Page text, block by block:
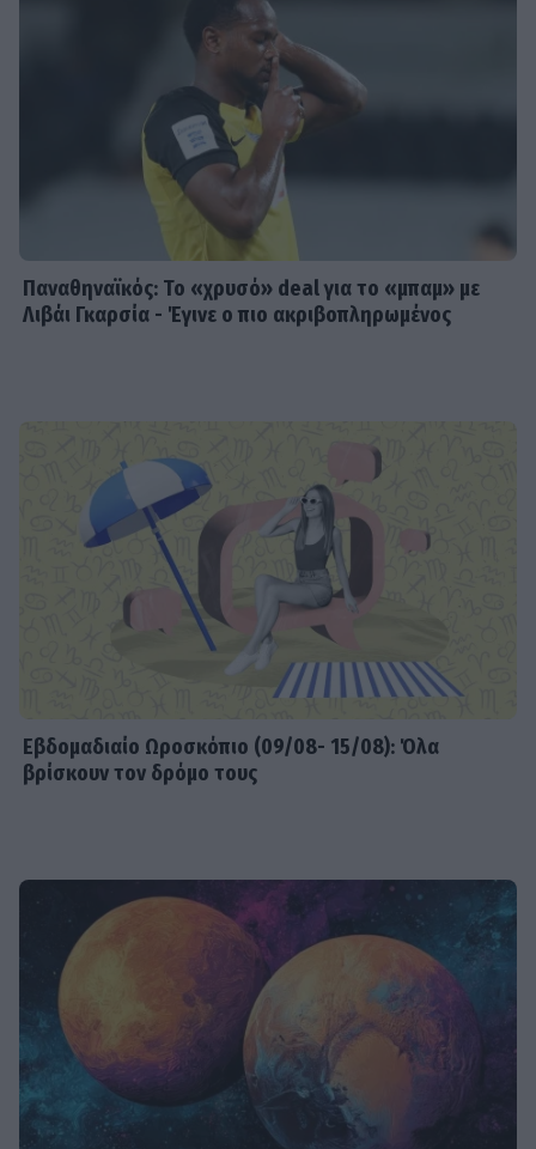
Παναθηναϊκός: Το «χρυσό» deal για το «μπαμ» με
Λιβάι Γκαρσία - Έγινε ο πιο ακριβοπληρωμένος
Εβδομαδιαίo Ωροσκόπιο (09/08- 15/08): Όλα
βρίσκουν τον δρόμο τους